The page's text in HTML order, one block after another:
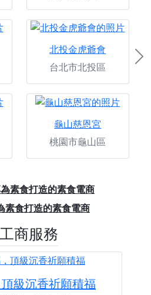
北投金虎爺會
台北市北投區
龜山慈恩宮
桃園市龜山區
素食打造的素食電商
工商服務
級沉香祈願積福